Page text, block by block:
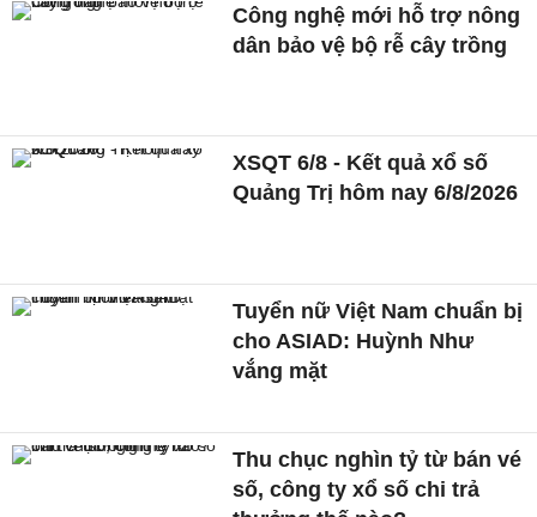
Công nghệ mới hỗ trợ nông
dân bảo vệ bộ rễ cây trồng
XSQT 6/8 - Kết quả xổ số
Quảng Trị hôm nay 6/8/2026
Tuyển nữ Việt Nam chuẩn bị
cho ASIAD: Huỳnh Như
vắng mặt
Thu chục nghìn tỷ từ bán vé
số, công ty xổ số chi trả